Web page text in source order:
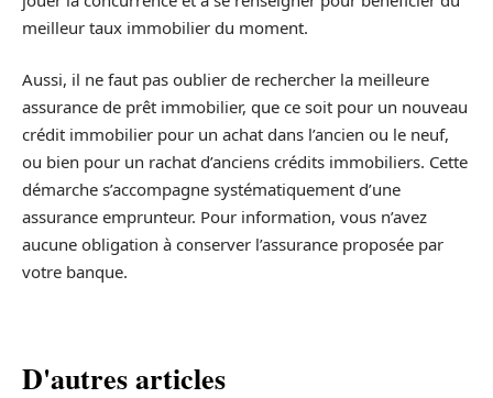
meilleur taux immobilier du moment.
Aussi, il ne faut pas oublier de rechercher la meilleure
assurance de prêt immobilier, que ce soit pour un nouveau
crédit immobilier pour un achat dans l’ancien ou le neuf,
ou bien pour un rachat d’anciens crédits immobiliers. Cette
démarche s’accompagne systématiquement d’une
assurance emprunteur. Pour information, vous n’avez
aucune obligation à conserver l’assurance proposée par
votre banque.
D'autres articles